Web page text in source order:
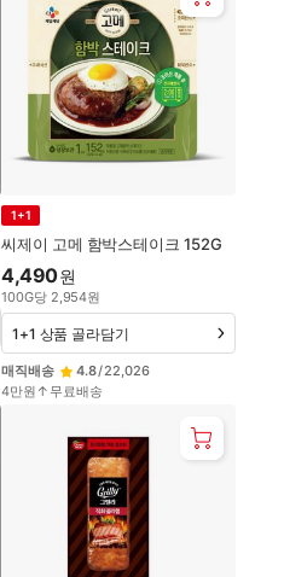
씨제이 고메 함박스테이크 152G
1+1
4,490원
100G당 2,954원
매직배송 4.8/22,026
4만원↑무료배송
1+1 상품 골라담기